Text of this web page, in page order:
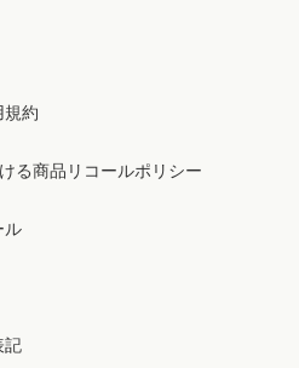
規約
る商品リコールポリシー
ル
記